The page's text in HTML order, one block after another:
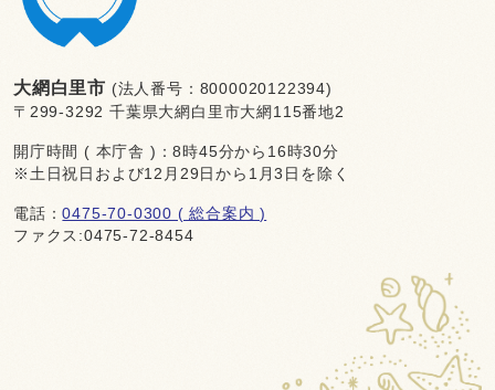
大網白里市 (法人番号：8000020122394)
〒299-3292 千葉県大網白里市大網115番地2
開庁時間 ( 本庁舎 )：8時45分から16時30分
※土日祝日および12月29日から1月3日を除く
電話：0475-70-0300 ( 総合案内 )
ファクス:0475-72-8454